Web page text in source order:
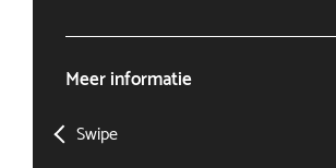
Meer informatie
Swipe